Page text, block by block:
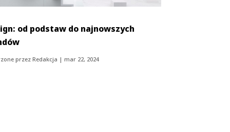
od podstaw do najnowszych
przez Redakcja | mar 22, 2024